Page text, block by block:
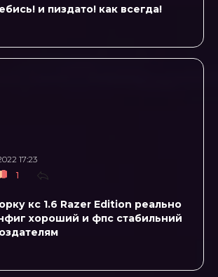
и пиздато! как всегда!
17:23
1
кс 1.6 Razer Edition реально
хороший и фпс стабильний